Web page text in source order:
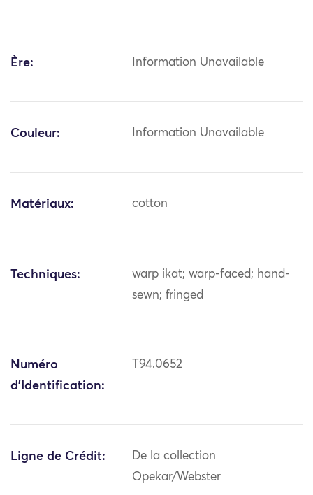
Ère: Information Unavailable
Couleur: Information Unavailable
Matériaux: cotton
Techniques:
warp ikat; warp-faced; hand-
sewn; fringed
Numéro
d'Identification:
T94.0652
Ligne de Crédit:
De la collection
Opekar/Webster